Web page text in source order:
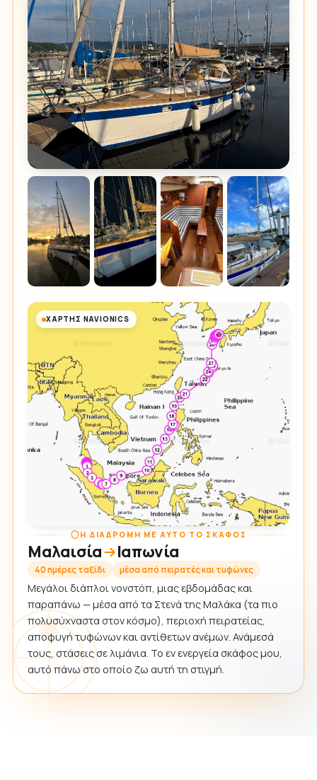
ΧΆΡΤΗΣ NAVIONICS
Η ΔΙΑΔΡΟΜΉ ΜΕ ΑΥΤΌ ΤΟ ΣΚΆΦΟΣ
Μαλαισία Ιαπωνία
40 ημέρες ταξίδι μέσα από πειρατές και τυφώνες
Μεγάλοι διάπλοι νονστόπ, μιας εβδομάδας και
παραπάνω — μέσα από τα Στενά της Μαλάκα (τα πιο
πολυσύχναστα στον κόσμο), περιοχή πειρατείας,
αποφυγή τυφώνων και αντίθετων ανέμων. Ανάμεσά
τους, στάσεις σε λιμάνια. Το εν ενεργεία σκάφος μου,
αυτό πάνω στο οποίο ζω αυτή τη στιγμή.